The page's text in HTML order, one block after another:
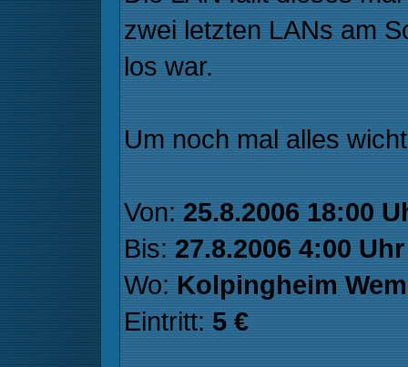
zwei letzten LANs am
los war.
Um noch mal alles
Von: 25.8.2006 18:00
Bis: 27.8.2006 4:00 Uhr
Wo: Kolpingheim
Eintritt: 5 €